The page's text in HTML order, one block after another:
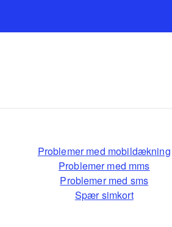
Problemer med mobildækning
Problemer med mms
Problemer med sms
Spær simkort